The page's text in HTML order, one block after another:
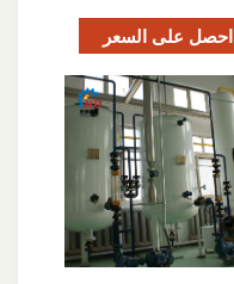
احصل على السعر